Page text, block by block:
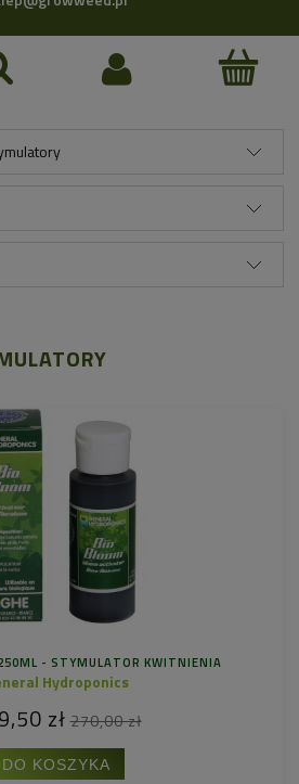
- STYMULATOR KWITNIENIA
Hydroponics
zł 270,00 zł
DO KOSZYKA